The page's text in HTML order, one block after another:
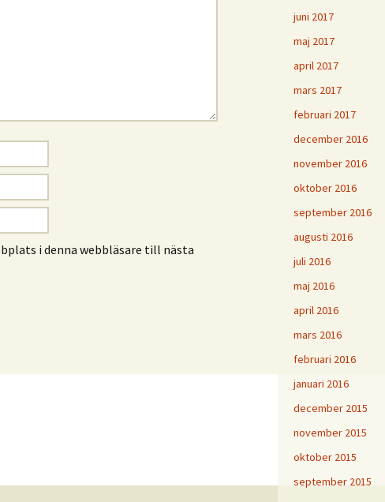
i denna webbläsare till nästa
juni 2017
maj 2017
april 2017
mars 2017
februari 2017
december 2016
november 2016
oktober 2016
september 2016
augusti 2016
juli 2016
maj 2016
april 2016
mars 2016
februari 2016
januari 2016
december 2015
november 2015
oktober 2015
september 2015